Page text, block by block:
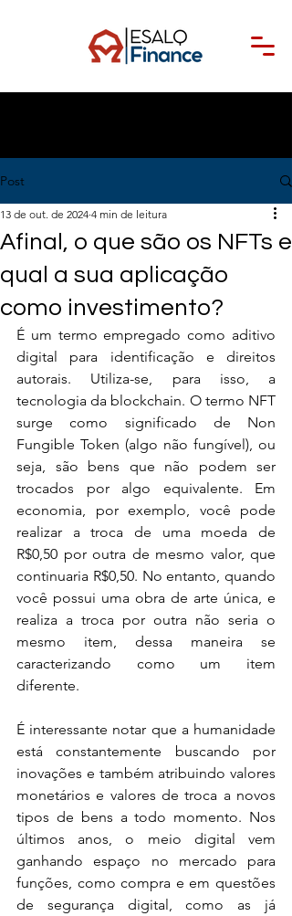
Post
Afinal, o que são os NFTs e
qual a sua aplicação
como investimento?
13 de out. de 2024 4 min de leitura
É um termo empregado como aditivo
digital para identificação e direitos
autorais. Utiliza-se, para isso, a
tecnologia da blockchain. O termo NFT
surge como significado de Non
Fungible Token (algo não fungível), ou
seja, são bens que não podem ser
trocados por algo equivalente. Em
economia, por exemplo, você pode
realizar a troca de uma moeda de
R$0,50 por outra de mesmo valor, que
continuaria R$0,50. No entanto, quando
você possui uma obra de arte única, e
realiza a troca por outra não seria o
mesmo item, dessa maneira se
caracterizando como um item
diferente.
É interessante notar que a humanidade
está constantemente buscando por
inovações e também atribuindo valores
monetários e valores de troca a novos
tipos de bens a todo momento. Nos
últimos anos, o meio digital vem
ganhando espaço no mercado para
funções, como compra e em questões
de segurança digital, como as já